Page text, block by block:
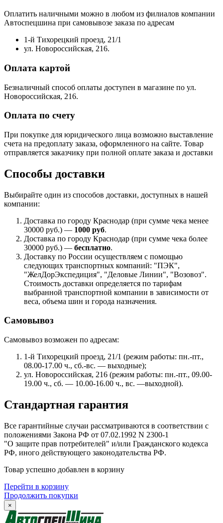
Оплатить наличными можно в любом из филиалов компании
Автоспецшина при самовывозе заказа по адресам
1-й Тихорецкий проезд, 21/1
ул. Новороссийская, 216.
Оплата картой
Безналичный способ оплаты доступен в магазине по ул.
Новороссийская, 216.
Оплата по счету
При покупке для юридического лица возможно выставление
счета на предоплату заказа, оформленного на сайте. Товар
отправляется заказчику при полной оплате заказа и доставки
Способы доставки
Выбирайте один из способов доставки, доступных в нашей
компании:
Доставка по городу Краснодар (при сумме чека менее
30000 руб.) — 1000 руб.
Доставка по городу Краснодар (при сумме чека более
30000 руб.) — бесплатно.
Доставку по России осуществляем с помощью
следующих транспортных компаний: "ПЭК",
"ЖелДорЭкспедиция", "Деловые Линии", "Возовоз".
Стоимость доставки определяется по тарифам
выбранной транспортной компании в зависимости от
веса, объема шин и города назначения.
Самовывоз
Самовывоз возможен по адресам:
1-й Тихорецкий проезд, 21/1 (режим работы: пн.-пт.,
08.00-17.00 ч., сб.-вс. — выходные);
ул. Новороссийская, 216 (режим работы: пн.-пт., 09.00-
19.00 ч., сб. — 10.00-16.00 ч., вс. —выходной).
Стандартная гарантия
Все гарантийные случаи рассматриваются в соответствии с
положениями Закона РФ от 07.02.1992 N 2300-1
"О защите прав потребителей" и/или Гражданского кодекса
РФ, иного действующего законодательства РФ.
Товар успешно добавлен в корзину
Перейти в корзину
Продолжить покупки
×